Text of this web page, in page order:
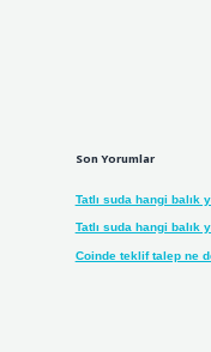
Son Yorumlar
Tatlı suda hangi balık
Tatlı suda hangi balık
Coinde teklif talep ne